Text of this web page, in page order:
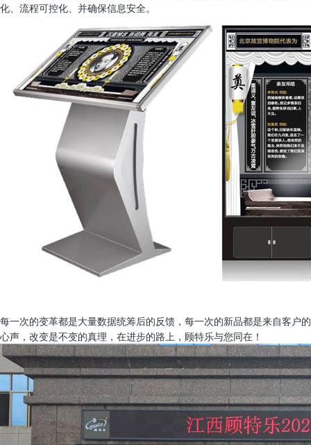
化、流程可控化、并确保信息安全。
每一次的变革都是大量数据统筹后的反馈，每一次的新品都是来自客户的
心声，改变是不变的真理，在进步的路上，顾特乐与您同在！